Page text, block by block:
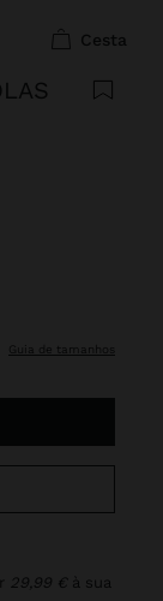
cesta
guia de tamanhos
29,99 € à sua